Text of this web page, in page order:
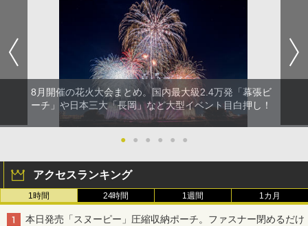
ポインターライト 強力 小型 緑色/赤色/青紫色
USB充電式 高精度 超長距離照射 長時間使用
可能 安全ロック付き 高安全性 金属製耐久 コ
ンパクト多機能設計 持ち運び便利 アウトド
ア/オフィス/教育現場/展示会用 緑
￥1,180
電動エアーポンプ SUP用 20PSI 電動ポンプ
ゴムボート 空気入れ 空気抜き 自動停止 過熱
保護 日光可読lcd 7種類ノズル付き
8月開催の花火大会まとめ。国内最大級2.4万発「幕張ビ
ーチ」や日本三大「長岡」など大型イベント目白押し！
● ● ● ● ● ●
アクセスランキング
1時間 24時間 1週間 1カ月
本日発売「スヌーピー」圧縮収納ポーチ。ファスナー閉めるだけ